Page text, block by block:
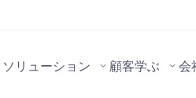
ソリューション 顧客学ぶ 会